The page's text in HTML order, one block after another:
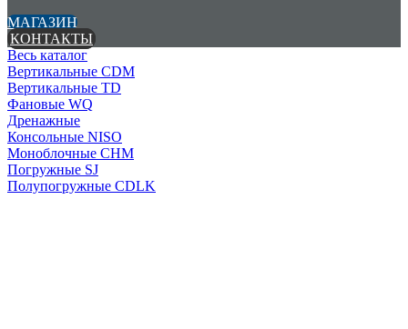
МАГАЗИН
КОНТАКТЫ
Весь каталог
Вертикальные CDM
Вертикальные TD
Фановые WQ
Дренажные
Консольные NISO
Моноблочные CHМ
Погружные SJ
Полупогружные CDLK